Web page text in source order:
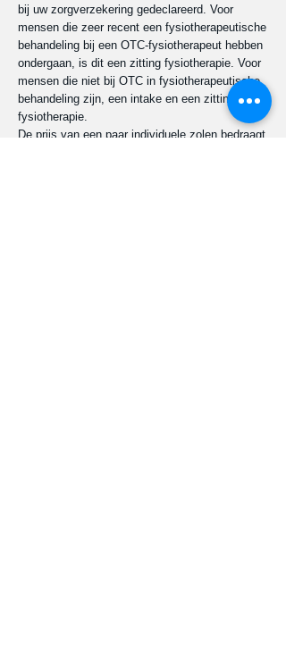
bij uw zorgverzekering gedeclareerd. Voor
mensen die zeer recent een fysiotherapeutische
behandeling bij een OTC-fysiotherapeut hebben
ondergaan, is dit een zitting fysiotherapie. Voor
mensen die niet bij OTC in fysiotherapeutische
behandeling zijn, een intake en een zitting
fysiotherapie.
De prijs van een paar individuele zolen bedraagt